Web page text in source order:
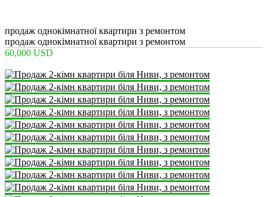
продаж однокімнатної квартири з ремонтом
продаж однокімнатної квартири з ремонтом
60,000 USD